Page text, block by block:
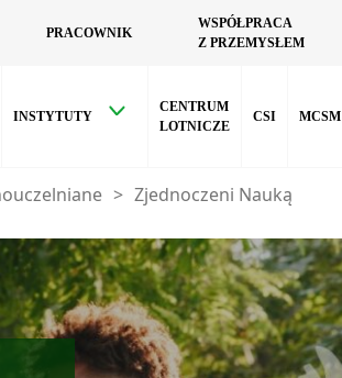
PRACOWNIK
WSPÓŁPRACA
Z PRZEMYSŁEM
INSTYTUTY
CENTRUM
LOTNICZE
CSI MCSM
> Zjednoczeni Nauką